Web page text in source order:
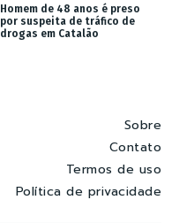
Homem de 48 anos é preso
por suspeita de tráfico de
drogas em Catalão
Sobre
Contato
Termos de uso
Política de privacidade